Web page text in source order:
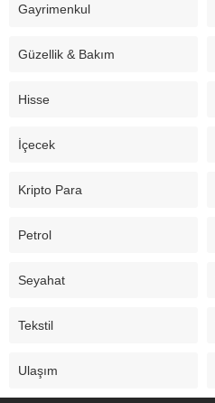
Gayrimenkul
Güzellik & Bakım
Hisse
İçecek
Kripto Para
Petrol
Seyahat
Tekstil
Ulaşım